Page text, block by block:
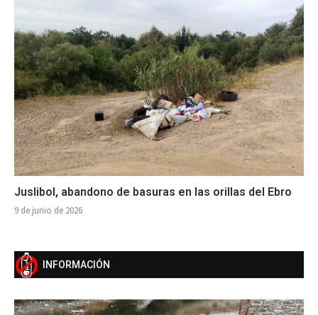
Juslibol, abandono de basuras en las orillas del Ebro
9 de junio de 2026
INFORMACIÓN